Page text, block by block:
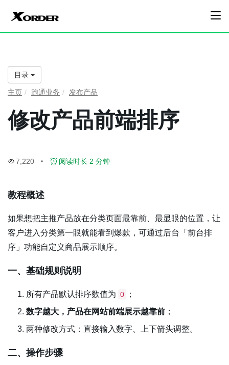
目录
主页 跑通业务 发布产品
修改产品前端排序
7,220 阅读时长 2 分钟
教程概述
如果想把主推产品放在分类页面最靠前、最显眼的位置，让
客户进入分类第一眼就能看到爆款，可通过后台「前台排
序」功能自定义商品展示顺序。
一、基础规则说明
所有产品默认排序数值为 0
；
数字越大，产品在网站前端展示越靠前 ；
两种修改方式：直接输入数字、上下箭头调整。
二、操作步骤